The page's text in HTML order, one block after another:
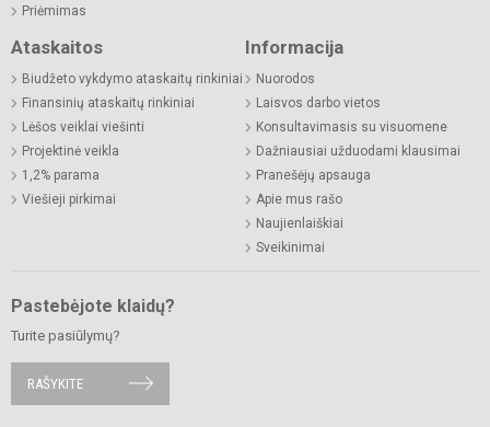
Priėmimas
Ataskaitos
Biudžeto vykdymo ataskaitų rinkiniai
Finansinių ataskaitų rinkiniai
Lėšos veiklai viešinti
Projektinė veikla
1,2% parama
Viešieji pirkimai
Informacija
Nuorodos
Laisvos darbo vietos
Konsultavimasis su visuomene
Dažniausiai užduodami klausimai
Pranešėjų apsauga
Apie mus rašo
Naujienlaiškiai
Sveikinimai
Pastebėjote klaidų?
Turite pasiūlymų?
RAŠYKITE